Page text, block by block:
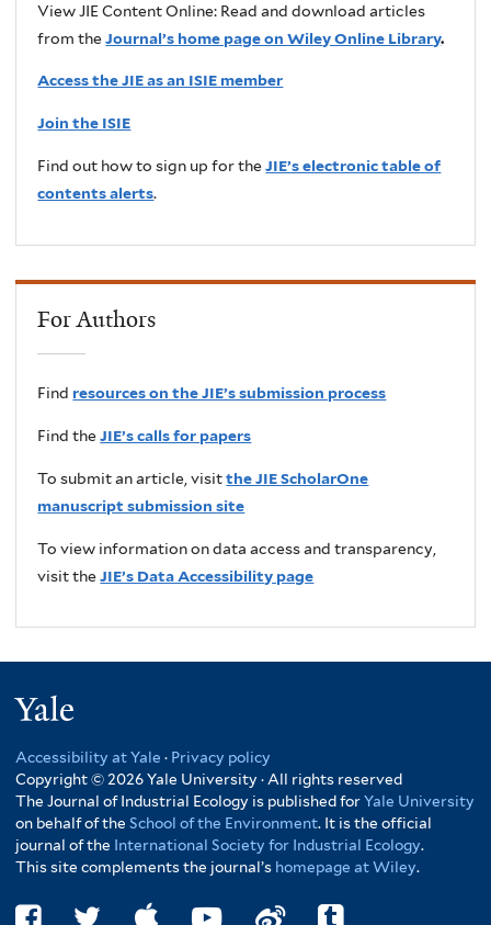
View JIE Content Online: Read and download articles
from the Journal’s home page on Wiley Online Library.
Access the JIE as an ISIE member
Join the ISIE
Find out how to sign up for theJIE’s electronic table of
contents alerts.
For Authors
Find resources on the JIE’s submission process
Find theJIE’s calls for papers
To submit an article, visitthe JIE ScholarOne
manuscript submission site
To view information on data access and transparency,
visit theJIE’s Data Accessibility page
Accessibility at Yale · Privacy policy
Copyright © 2026 Yale University · All rights reserved
The Journal of Industrial Ecology is published forYale University
on behalf of the School of the Environment. It is the official
journal of the International Society for Industrial Ecology.
This site complements the journal’s homepage at Wiley.